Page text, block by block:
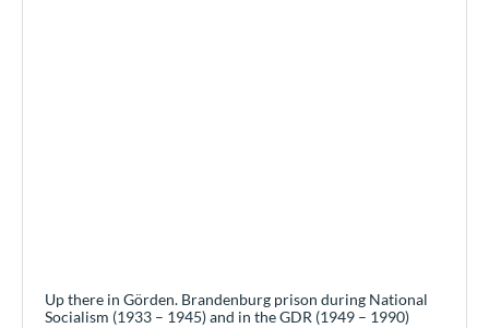
Up there in Görden. Brandenburg prison during National
Socialism (1933 – 1945) and in the GDR (1949 – 1990)